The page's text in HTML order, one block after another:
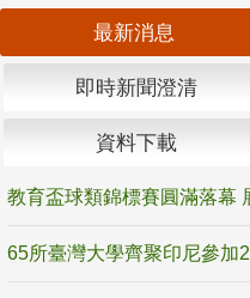
最新消息
即時新聞澄清
資料下載
65所臺灣大學齊聚印尼參加